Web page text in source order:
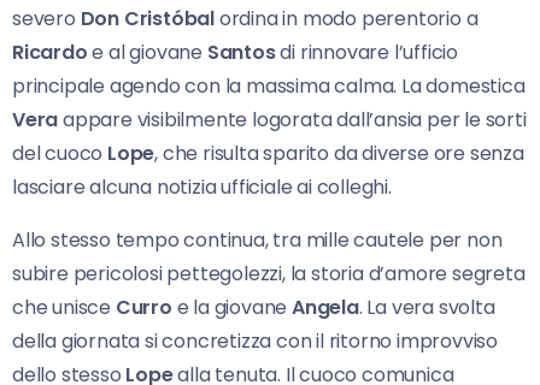
severo Don Cristóbalordina in modo perentorio a
Ricardoe al giovane Santosdi rinnovare l’ufficio
principale agendo con la massima calma. La domestica
Veraappare visibilmente logorata dall’ansia per le sorti
del cuoco Lope, che risulta sparito da diverse ore senza
lasciare alcuna notizia ufficiale ai colleghi.
Allo stesso tempo continua, tra mille cautele per non
subire pericolosi pettegolezzi, la storia d’amore segreta
che unisce Curro e la giovaneAngela. La vera svolta
della giornata si concretizza con il ritorno improvviso
dello stesso Lopealla tenuta. Il cuoco comunica